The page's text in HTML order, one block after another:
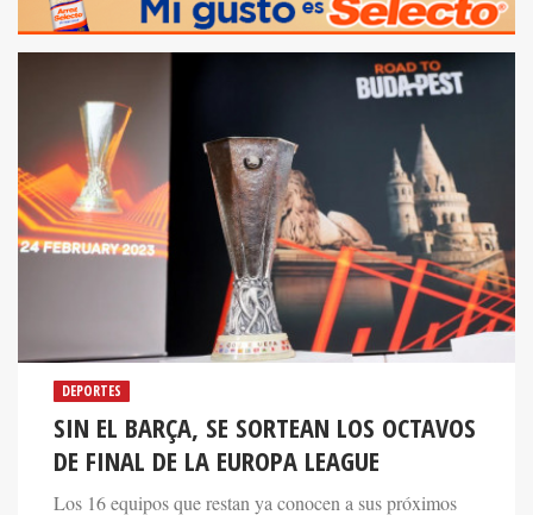
DEPORTES
SIN EL BARÇA, SE SORTEAN LOS OCTAVOS
DE FINAL DE LA EUROPA LEAGUE
Los 16 equipos que restan ya conocen a sus próximos
rivales en la primera fase oficial de las eliminatorias